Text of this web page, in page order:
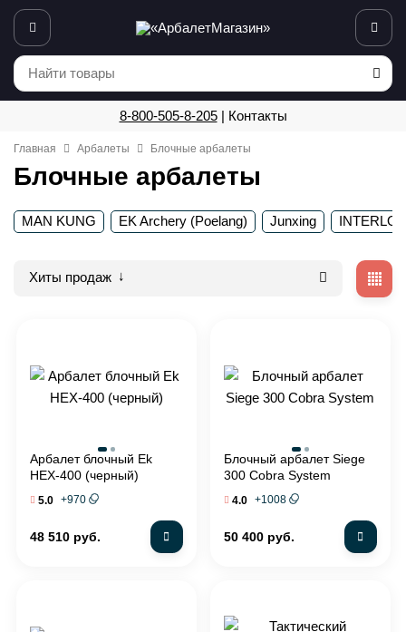
8-800-505-8-205| Контакты
Главная Арбалеты Блочные арбалеты
Блочные арбалеты
MAN KUNG EK Archery (Poelang) Junxing
Хиты продаж
Арбалет блочный Ek
HEX-400 (черный)
5.0 +970
48 510 руб.
Блочный арбалет Siege
300 Cobra System
4.0 +1008
50 400 руб.